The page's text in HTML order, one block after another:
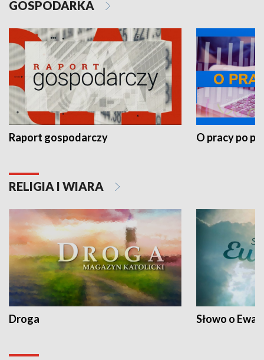
GOSPODARKA
Raport gospodarczy O pracy po
RELIGIA I WIARA
Droga Słowo o